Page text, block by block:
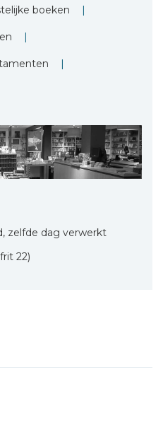
boeken
zelfde dag verwerkt
22)